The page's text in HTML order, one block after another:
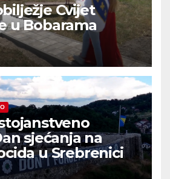
Cvijet
u Bobarama
sjećanja na
u Srebrenici